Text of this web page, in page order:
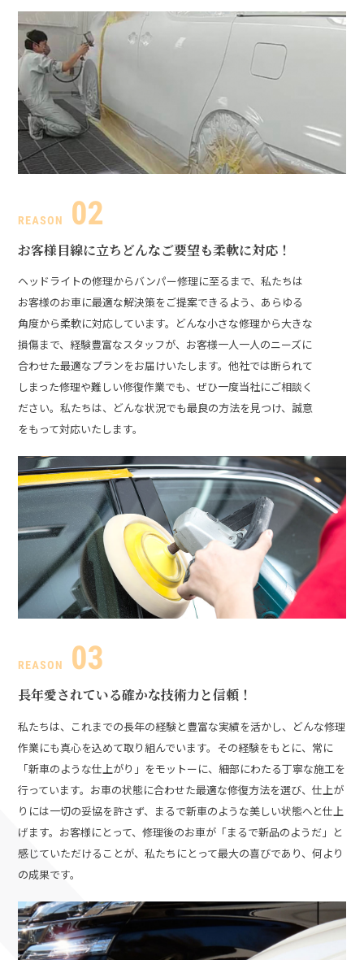
お客様目線に立ち どんなご要望も柔軟に対応！
ヘッドライトの修理からバンパー修理に至るまで、私たちは
お客様のお車に最適な解決策をご提案できるよう、あらゆる
角度から柔軟に対応しています。どんな小さな修理から大きな
損傷まで、経験豊富なスタッフが、お客様一人一人のニーズに
合わせた最適なプランをお届けいたします。他社では断られて
しまった修理や難しい修復作業でも、ぜひ一度当社にご相談く
ださい。私たちは、どんな状況でも最良の方法を見つけ、誠意
をもって対応いたします。
長年愛されている確かな技術力と信頼！
私たちは、これまでの長年の経験と豊富な実績を活かし、どんな修理
作業にも真心を込めて取り組んでいます。その経験をもとに、常に
「新車のような仕上がり」をモットーに、細部にわたる丁寧な施工を
行っています。お車の状態に合わせた最適な修復方法を選び、仕上が
りには一切の妥協を許さず、まるで新車のような美しい状態へと仕上
げます。 お客様にとって、修理後のお車が「まるで新品のようだ」と
感じていただけることが、私たちにとって最大の喜びであり、何より
の成果です。